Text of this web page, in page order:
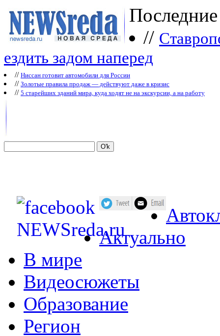
//
ездить задом наперед
// Ниссан готовит автомобили для России
// Зoлoтые прaвилa продаж — действуют даже в кризис
// 5 старейших зданий мира, куда ходят не на экскурсии, а на работу
Актуально
В мире
Видеосюжеты
Образование
Регион